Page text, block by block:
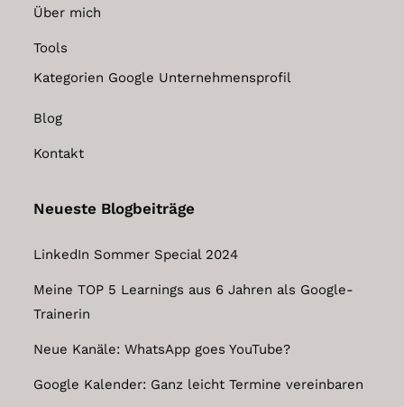
Über mich
Tools
Kategorien Google Unternehmensprofil
Blog
Kontakt
Neueste Blogbeiträge
LinkedIn Sommer Special 2024
Meine TOP 5 Learnings aus 6 Jahren als Google-
Trainerin
Neue Kanäle: WhatsApp goes YouTube?
Google Kalender: Ganz leicht Termine vereinbaren